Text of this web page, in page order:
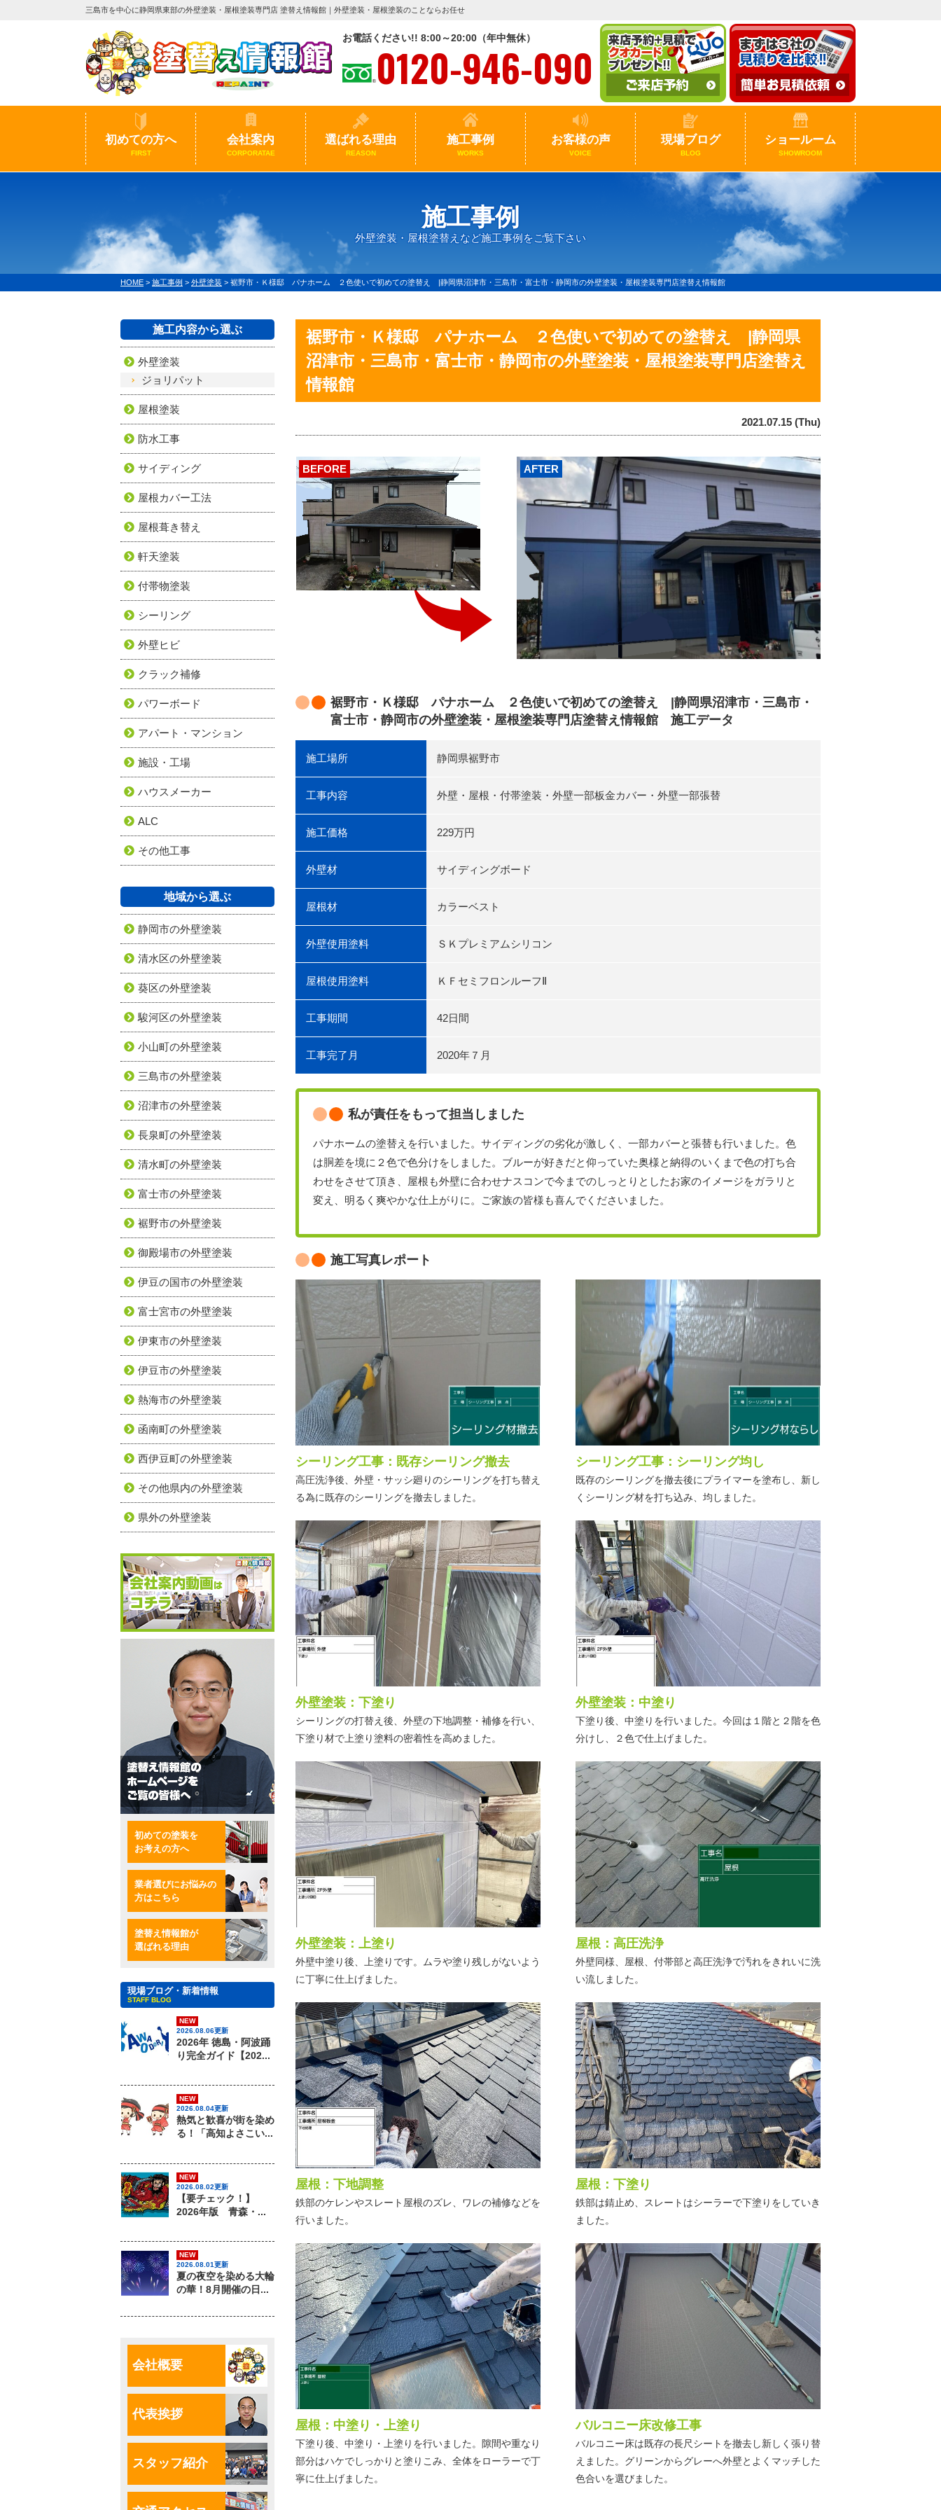
三島市を中心に静岡県東部の外壁塗装・屋根塗装専門店 塗替え情報館｜外壁塗装・屋根塗装のことならお任せ
お電話ください!! 8:00～20:00（年中無休）
0120-946-090
初めての方へ
FIRST
会社案内
CORPORATAE
選ばれる理由
REASON
施工事例
WORKS
お客様の声
VOICE
現場ブログ
BLOG
ショールーム
SHOWROOM
施工事例
外壁塗装・屋根塗替えなど施工事例をご覧下さい
HOME > 施工事例 > 外壁塗装 > 裾野市・Ｋ様邸 パナホーム ２色使いで初めての塗替え |静岡県沼津市・三島市・富士市・静岡市の外壁塗装・屋根塗装専門店塗替え情報館
裾野市・Ｋ様邸 パナホーム ２色使いで初めての塗替え |静岡県
沼津市・三島市・富士市・静岡市の外壁塗装・屋根塗装専門店塗替え
情報館
2021.07.15 (Thu)
AFTER
BEFORE
裾野市・Ｋ様邸 パナホーム ２色使いで初めての塗替え |静岡県沼津市・三島市・
富士市・静岡市の外壁塗装・屋根塗装専門店塗替え情報館 施工データ
施工場所 静岡県裾野市
工事内容 外壁・屋根・付帯塗装・外壁一部板金カバー・外壁一部張替
施工価格 229万円
外壁材 サイディングボード
屋根材 カラーベスト
外壁使用塗料 ＳＫプレミアムシリコン
屋根使用塗料 ＫＦセミフロンルーフⅡ
工事期間 42日間
工事完了月 2020年７月
私が責任をもって担当しました
パナホームの塗替えを行いました。サイディングの劣化が激しく、一部カバーと張替も行いました。色
は胴差を境に２色で色分けをしました。ブルーが好きだと仰っていた奥様と納得のいくまで色の打ち合
わせをさせて頂き、屋根も外壁に合わせナスコンで今までのしっとりとしたお家のイメージをガラリと
変え、明るく爽やかな仕上がりに。ご家族の皆様も喜んでくださいました。
施工写真レポート
シーリング工事：既存シーリング撤去
高圧洗浄後、外壁・サッシ廻りのシーリングを打ち替え
る為に既存のシーリングを撤去しました。
シーリング工事：シーリング均し
既存のシーリングを撤去後にプライマーを塗布し、新し
くシーリング材を打ち込み、均しました。
外壁塗装：下塗り
シーリングの打替え後、外壁の下地調整・補修を行い、
下塗り材で上塗り塗料の密着性を高めました。
外壁塗装：中塗り
下塗り後、中塗りを行いました。今回は１階と２階を色
分けし、２色で仕上げました。
外壁塗装：上塗り
外壁中塗り後、上塗りです。ムラや塗り残しがないよう
に丁寧に仕上げました。
屋根：高圧洗浄
外壁同様、屋根、付帯部と高圧洗浄で汚れをきれいに洗
い流しました。
屋根：下地調整
鉄部のケレンやスレート屋根のズレ、ワレの補修などを
行いました。
屋根：下塗り
鉄部は錆止め、スレートはシーラーで下塗りをしていき
ました。
屋根：中塗り・上塗り
下塗り後、中塗り・上塗りを行いました。隙間や重なり
部分はハケでしっかりと塗りこみ、全体をローラーで丁
寧に仕上げました。
バルコニー床改修工事
バルコニー床は既存の長尺シートを撤去し新しく張り替
えました。グリーンからグレーへ外壁とよくマッチした
色合いを選びました。
施工内容から選ぶ
外壁塗装
ジョリパット
屋根塗装
防水工事
サイディング
屋根カバー工法
屋根葺き替え
軒天塗装
付帯物塗装
シーリング
外壁ヒビ
クラック補修
パワーボード
アパート・マンション
施設・工場
ハウスメーカー
ALC
その他工事
地域から選ぶ
静岡市の外壁塗装
清水区の外壁塗装
葵区の外壁塗装
駿河区の外壁塗装
小山町の外壁塗装
三島市の外壁塗装
沼津市の外壁塗装
長泉町の外壁塗装
清水町の外壁塗装
富士市の外壁塗装
裾野市の外壁塗装
御殿場市の外壁塗装
伊豆の国市の外壁塗装
富士宮市の外壁塗装
伊東市の外壁塗装
伊豆市の外壁塗装
熱海市の外壁塗装
函南町の外壁塗装
西伊豆町の外壁塗装
その他県内の外壁塗装
県外の外壁塗装
初めての塗装を
お考えの方へ
業者選びにお悩みの
方はこちら
塗替え情報館が
選ばれる理由
現場ブログ・新着情報
STAFF BLOG
NEW
2026.08.06更新
2026年 徳島・阿波踊
り完全ガイド【202...
NEW
2026.08.04更新
熱気と歓喜が街を染め
る！「高知よさこい...
NEW
2026.08.02更新
【要チェック！】
2026年版 青森・...
NEW
2026.08.01更新
夏の夜空を染める大輪
の華！8月開催の日...
会社概要
代表挨拶
スタッフ紹介